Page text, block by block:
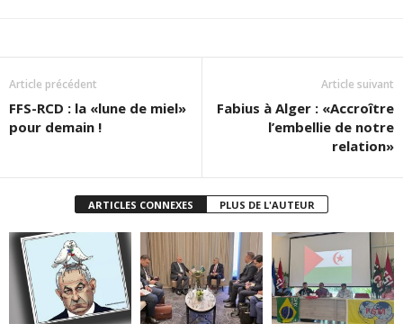
Article précédent
FFS-RCD : la «lune de miel»
pour demain !
Article suivant
Fabius à Alger : «Accroître
l’embellie de notre
relation»
ARTICLES CONNEXES PLUS DE L'AUTEUR